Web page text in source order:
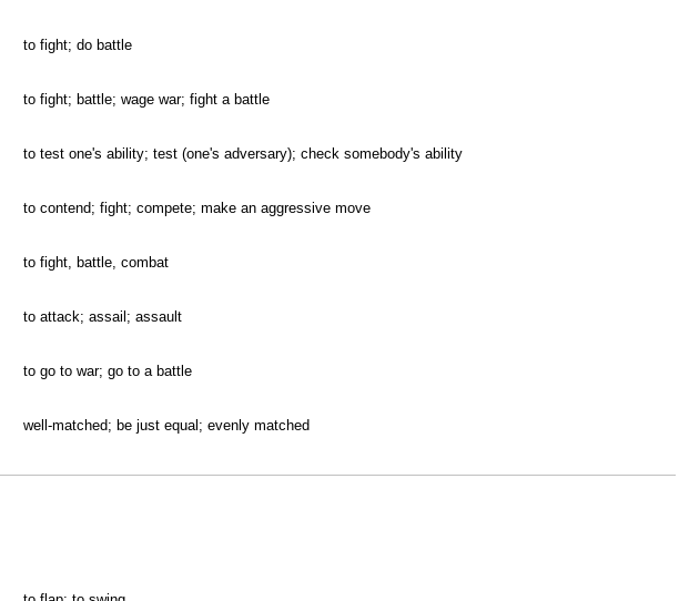
to fight; do battle
to fight; battle; wage war; fight a battle
to test one's ability; test (one's adversary); check somebody's ability
to contend; fight; compete; make an aggressive move
to fight, battle, combat
to attack; assail; assault
to go to war; go to a battle
well-matched; be just equal; evenly matched